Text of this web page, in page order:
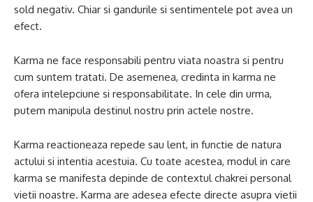
sold negativ. Chiar si gandurile si sentimentele pot avea un
efect.
Karma ne face responsabili pentru viata noastra si pentru
cum suntem tratati. De asemenea, credinta in karma ne
ofera intelepciune si responsabilitate. In cele din urma,
putem manipula destinul nostru prin actele nostre.
Karma reactioneaza repede sau lent, in functie de natura
actului si intentia acestuia. Cu toate acestea, modul in care
karma se manifesta depinde de contextul chakrei personal
vietii noastre. Karma are adesea efecte directe asupra vietii